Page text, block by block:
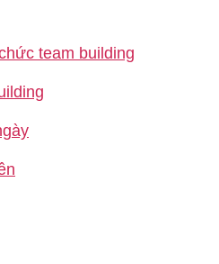
team building